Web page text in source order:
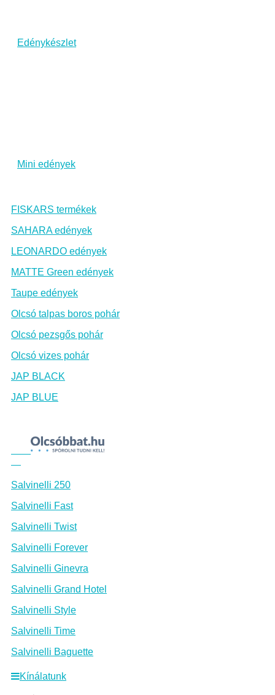
Edénykészlet
Mini edények
FISKARS termékek
SAHARA edények
LEONARDO edények
MATTE Green edények
Taupe edények
Olcsó talpas boros pohár
Olcsó pezsgős pohár
Olcsó vizes pohár
JAP BLACK
JAP BLUE
Salvinelli 250
Salvinelli Fast
Salvinelli Twist
Salvinelli Forever
Salvinelli Ginevra
Salvinelli Grand Hotel
Salvinelli Style
Salvinelli Time
Salvinelli Baguette
Kínálatunk